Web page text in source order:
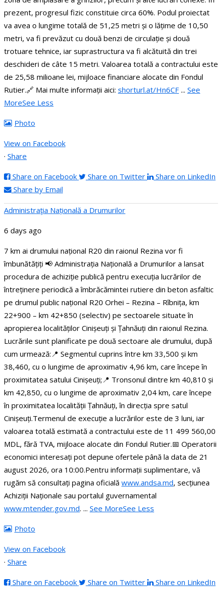
prezent, progresul fizic constituie circa 60%. Podul proiectat
va avea o lungime totală de 51,25 metri și o lățime de 10,50
metri, va fi prevăzut cu două benzi de circulație și două
trotuare tehnice, iar suprastructura va fi alcătuită din trei
deschideri de câte 15 metri. Valoarea totală a contractului este
de 25,58 milioane lei, mijloace financiare alocate din Fondul
Rutier.🔗 Mai multe informații aici: shorturl.at/Hn6CF ... See
MoreSee Less
Photo
View on Facebook
· Share
Share on Facebook Share on Twitter
Share on LinkedIn
Share by Email
Administraţia Națională a Drumurilor
6 days ago
7 km ai drumului național R20 din raionul Rezina vor fi
îmbunătățiți 📢 Administrația Națională a Drumurilor a lansat
procedura de achiziție publică pentru execuția lucrărilor de
întreținere periodică a îmbrăcămintei rutiere din beton asfaltic
pe drumul public național R20 Orhei – Rezina – Rîbnița, km
22+900 – km 42+850 (selectiv) pe sectoarele situate în
apropierea localităților Cinișeuți și Țahnăuți din raionul Rezina.
Lucrările sunt planificate pe două sectoare ale drumului, după
cum urmează:📍 Segmentul cuprins între km 33,500 și km
38,460, cu o lungime de aproximativ 4,96 km, care începe în
proximitatea satului Cinișeuți;📍 Tronsonul dintre km 40,810 și
km 42,850, cu o lungime de aproximativ 2,04 km, care începe
în proximitatea localității Țahnăuți, în direcția spre satul
Cinișeuți.Termenul de execuție a lucrărilor este de 3 luni, iar
valoarea totală estimată a contractului este de 11 499 560,00
MDL, fără TVA, mijloace alocate din Fondul Rutier.📅 Operatorii
economici interesați pot depune ofertele până la data de 21
august 2026, ora 10:00.Pentru informații suplimentare, vă
rugăm să consultați pagina oficială www.andsa.md, secțiunea
Achiziții Naționale sau portalul guvernamental
www.mtender.gov.md. ... See MoreSee Less
Photo
View on Facebook
· Share
Share on Facebook Share on Twitter
Share on LinkedIn